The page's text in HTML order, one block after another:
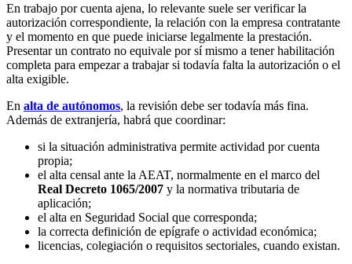
En trabajo por cuenta ajena, lo relevante suele ser verificar la
autorización correspondiente, la relación con la empresa contratante
y el momento en que puede iniciarse legalmente la prestación.
Presentar un contrato no equivale por sí mismo a tener habilitación
completa para empezar a trabajar si todavía falta la autorización o el
alta exigible.
En alta de autónomos, la revisión debe ser todavía más fina.
Además de extranjería, habrá que coordinar:
si la situación administrativa permite actividad por cuenta
propia;
el alta censal ante la AEAT, normalmente en el marco del
Real Decreto 1065/2007 y la normativa tributaria de
aplicación;
el alta en Seguridad Social que corresponda;
la correcta definición de epígrafe o actividad económica;
licencias, colegiación o requisitos sectoriales, cuando existan.